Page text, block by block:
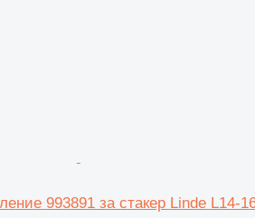
993891 за стакер Linde L14-